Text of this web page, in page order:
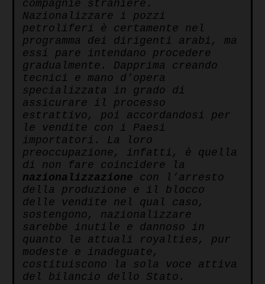
compagnie straniere.
Nazionalizzare i pozzi
petroliferi è certamente nel
programma dei dirigenti arabi, ma
essi pare intendano procedere
gradualmente. Dapprima creando
tecnici e mano d’opera
specializzata in grado di
assicurare il processo
estrattivo, poi accordandosi per
le vendite con i Paesi
importatori. La loro
preoccupazione, infatti, è quella
di non fare coincidere la
nazionalizzazione con l’arresto
della produzione e il blocco
delle vendite nel qual caso,
sostengono, nazionalizzare
sarebbe inutile e dannoso in
quanto le attuali royalties, pur
modeste e inadeguate,
costituiscono la sola voce attiva
del bilancio dello Stato.